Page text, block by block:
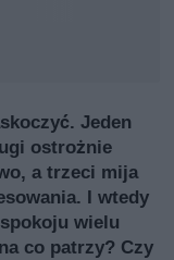
Jeden
ostrożnie
a trzeci mija
I wtedy
wielu
co patrzy? Czy